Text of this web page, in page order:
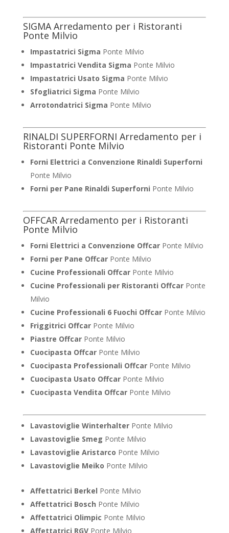
SIGMA Arredamento per i Ristoranti
Ponte Milvio
Impastatrici Sigma Ponte Milvio
Impastatrici Vendita Sigma Ponte Milvio
Impastatrici Usato Sigma Ponte Milvio
Sfogliatrici Sigma Ponte Milvio
Arrotondatrici Sigma Ponte Milvio
RINALDI SUPERFORNI Arredamento per i
Ristoranti Ponte Milvio
Forni Elettrici a Convenzione Rinaldi Superforni
Ponte Milvio
Forni per Pane Rinaldi Superforni Ponte Milvio
OFFCAR Arredamento per i Ristoranti
Ponte Milvio
Forni Elettrici a Convenzione OffcarPonte Milvio
Forni per Pane OffcarPonte Milvio
Cucine Professionali OffcarPonte Milvio
Cucine Professionali per Ristoranti OffcarPonte
Milvio
Cucine Professionali 6 Fuochi OffcarPonte Milvio
Friggitrici OffcarPonte Milvio
Piastre OffcarPonte Milvio
Cuocipasta OffcarPonte Milvio
Cuocipasta Professionali OffcarPonte Milvio
Cuocipasta Usato OffcarPonte Milvio
Cuocipasta Vendita OffcarPonte Milvio
Lavastoviglie WinterhalterPonte Milvio
Lavastoviglie Smeg Ponte Milvio
Lavastoviglie Aristarco Ponte Milvio
Lavastoviglie Meiko Ponte Milvio
Affettatrici Berkel Ponte Milvio
Affettatrici Bosch Ponte Milvio
Affettatrici Olimpic Ponte Milvio
Affettatrici RGVPonte Milvio